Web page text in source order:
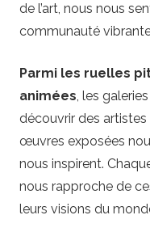
de l’art, nous nous
communauté
Parmi les ruelles
animées, les
découvrir des
œuvres exposées
nous inspirent.
nous rapproche de
leurs visions du